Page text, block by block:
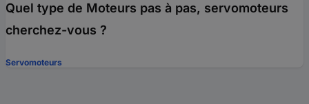
Quel type de Moteurs pas à pas, servomoteurs
cherchez-vous ?
Servomoteurs